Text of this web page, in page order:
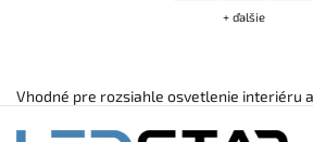
+ ďalšie
Vhodné pre rozsiahle osvetlenie interiéru